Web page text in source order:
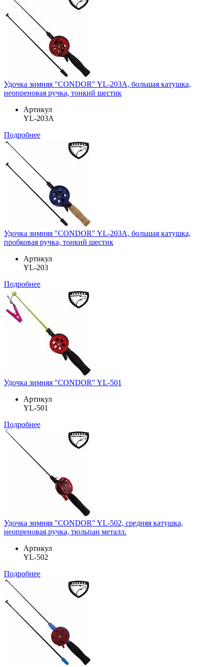
Удочка зимняя "CONDOR" YL-203A, большая катушка,
неопреновая ручка, тонкий шестик
Артикул
YL-203A
Подробнее
Удочка зимняя "CONDOR" YL-203A, большая катушка,
пробковая ручка, тонкий шестик
Артикул
YL-203
Подробнее
Удочка зимняя "CONDOR" YL-501
Артикул
YL-501
Подробнее
Удочка зимняя "CONDOR" YL-502, средняя катушка,
неопреновая ручка, тюльпан металл.
Артикул
YL-502
Подробнее